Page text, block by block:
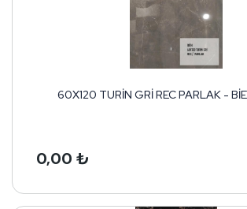
60X120 TURİN GRİ REC PARLAK -
0,00 ₺